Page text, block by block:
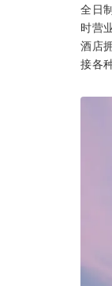
全日
时营
酒店
接各